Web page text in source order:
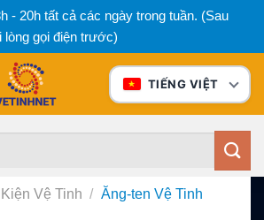
- 20h tất cả các ngày trong tuần. (Sau
lòng gọi điện trước)
TIẾNG VIỆT
Vệ Tinh / Ăng-ten Vệ Tinh